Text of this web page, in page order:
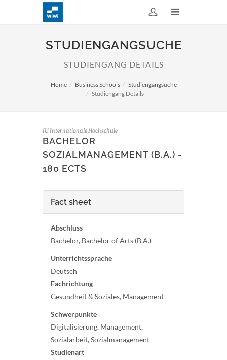
STUDIENGANGSUCHE
STUDIENGANG DETAILS
Home Business Schools
Studiengangsuche
Studiengang Details
IU Internationale Hochschule
BACHELOR
SOZIALMANAGEMENT (B.A.) -
180 ECTS
Fact sheet
Abschluss
Bachelor, Bachelor of Arts (B.A.)
Unterrichtssprache
Deutsch
Fachrichtung
Gesundheit & Soziales, Management
Schwerpunkte
Digitalisierung, Management,
Sozialarbeit, Sozialmanagement
Studienart